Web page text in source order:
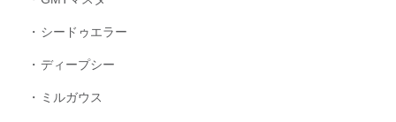
シードゥエラー
ディープシー
ミルガウス